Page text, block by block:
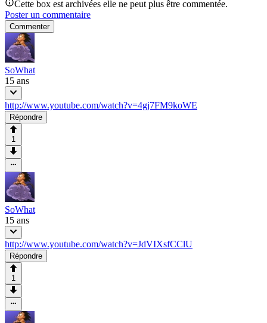
Cette box est archivées elle ne peut plus être commentée.
Poster un commentaire
Commenter
SoWhat
15 ans
http://www.youtube.com/watch?v=4gj7FM9koWE
Répondre
1
SoWhat
15 ans
http://www.youtube.com/watch?v=JdVIXsfCClU
Répondre
1